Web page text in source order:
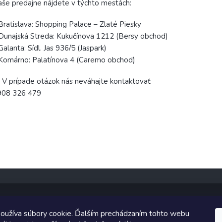
súbory cookie. Ďalším prechádzaním tohto webu
predajne nájdete v týchto mestách:
Shopping Palace – Zlaté Piesky
Streda: Kukučínova 1212 (Bersy obchod)
Sídl. Jas 936/5 (Jaspark)
Palatínova 4 (Caremo obchod)
V prípade otázok nás neváhajte kontaktovať:
326 479
Copyright 2026TopUpParfémy. Všetky práva vyhradené.